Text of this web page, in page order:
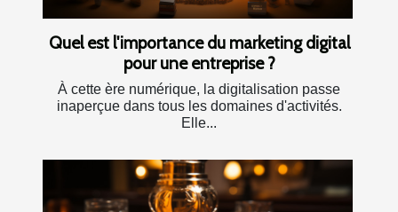
Quel est l'importance du marketing digital
pour une entreprise ?
À cette ère numérique, la digitalisation passe
inaperçue dans tous les domaines d'activités.
Elle...